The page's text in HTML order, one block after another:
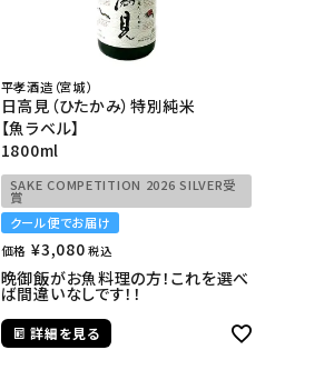
平孝酒造（宮城）
日高見（ひたかみ）特別純米
【魚ラベル】
1800ml
SAKE COMPETITION 2026 SILVER受
賞
クール便でお届け
価格 ¥3,080 税込
晩御飯がお魚料理の方！これを選べ
ば間違いなしです！！
詳細を見る